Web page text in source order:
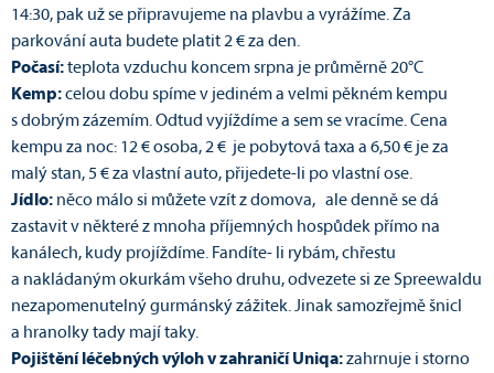
14:30, pak už se připravujeme na plavbu a vyrážíme. Za
parkování auta budete platit 2 € za den.
Počasí:teplota vzduchu koncem srpna je průměrně 20°C
Kemp:celou dobu spíme v jediném a velmi pěkném kempu
s dobrým zázemím. Odtud vyjíždíme a sem se vracíme. Cena
kempu za noc: 12 € osoba, 2 € je pobytová taxa a 6,50 € je za
malý stan, 5 € za vlastní auto, přijedete-li po vlastní ose.
Jídlo: něco málo si můžete vzít z domova, ale denně se dá
zastavit v některé z mnoha příjemných hospůdek přímo na
kanálech, kudy projíždíme. Fandíte- li rybám, chřestu
a nakládaným okurkám všeho druhu, odvezete si ze Spreewaldu
nezapomenutelný gurmánský zážitek. Jinak samozřejmě šnicl
a hranolky tady mají taky.
Pojištění léčebných výloh v zahraničí Uniqa:zahrnuje i storno